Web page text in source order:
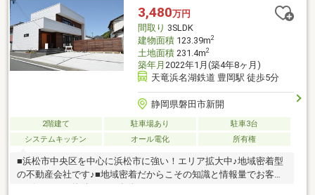
3,480万円
間取り 3SLDK
建物面積123.39m2
土地面積231.4m2
築年月 2022年1月(築4年8ヶ月)
天竜浜名湖鉄道 豊岡駅 徒歩5分
静岡県磐田市新開
2階建て 駐車場あり
駐車3台
システムキッチン
オール電化 所有権
■浜松市中央区を中心に浜松市に強い！エリア拡大中♪地域密着型
の不動産会社です♪■地域密着だからこその知識と情報量でお客様